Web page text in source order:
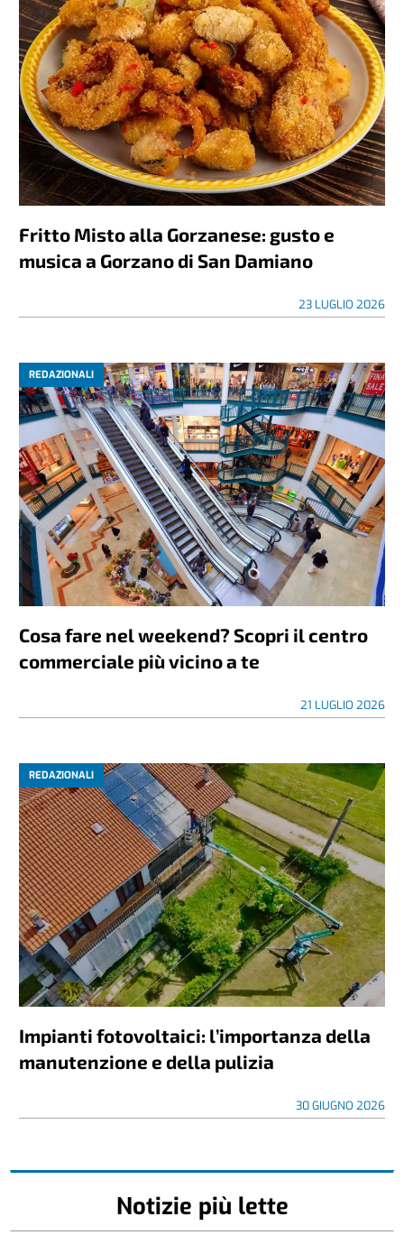
Fritto Misto alla Gorzanese: gusto e
musica a Gorzano di San Damiano
23 LUGLIO 2026
REDAZIONALI
Cosa fare nel weekend? Scopri il centro
commerciale più vicino a te
21 LUGLIO 2026
REDAZIONALI
Impianti fotovoltaici: l’importanza della
manutenzione e della pulizia
30 GIUGNO 2026
Notizie più lette